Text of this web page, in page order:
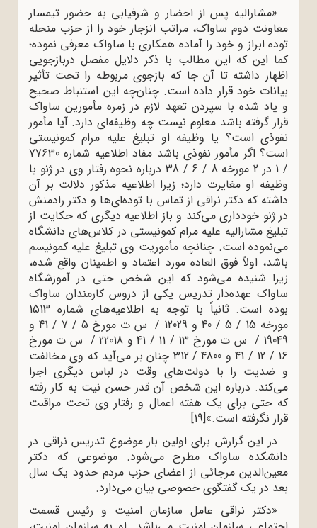
«مشارالیه پس از احضار و شرفیابی به حضور تیمسار
معاونت دوم ساواک، مراتب انزجار خود را از حزب منحله
توده ابراز و خود را آماده همکاری با ساواک معرفی نموده؛
کما این که این مطالب با ذکر دلایل مفصل دربازجویی
اظهار داشته تا آن جا که بازجوی مربوطه را تحت تأثیر
بیانات خود قرار داده است. چنان‌چه این استنباط صحیح
و یاد شده با سپردن تعهد لازم در زمره مأمورین ساواک
قرار گرفته باشد معلوم نیست چه وظیفه‌ای دارد. آیا مأمور
نفوذی است؟ یا وظیفه او تبلیغ علیه مرام کمونیستی
است؟ اگر مأمور نفوذی باشد مفاد اطلاعیه شماره 77630
/ 1 در 2 مورخه 8 / 6 / 38 درباره نحوه رفتار وی در ژنو با
وظیفه او مغایرت دارد؛ زیرا اطلاعیه مذکور دلالت بر آن
داشته که دکتر نراقی از تماس با توده‌ای‌ها و دکتر رادمنش
در ژنو خودداری می‌کند و باز اطلاعیه دیگری که حکایت از
تبلیغ مشارالیه علیه مرام کمونیستی در کلاس‌های دانشگاه
می‌نموده است. چنانچه مأموریت وی تبلیغ علیه کمونیسم
باشد، اولاً فوق العاده مورد اعتماد و اطمینان واقع شده،
زیرا شنیده می‌شود که این شخص حتی در آموزشگاه
ساواک عهده‌دار تدریس یکی از دروس کارمندان ساواک
بوده است. ثانیاً با توجه به اطلاعیه‌های شماره 1513
مورخه 15 / 5 / 40 و 12029 / س ت مورخ 5 / 7 / 41 و
19049 / س ت مورخ 13 / 11 / 41 و 22018 / س ت مورخ
16 / 12 / 41 و 4800 / 312 چنان بر می‌آید که وی مخالفت
و ضدیت را با دولت‌های وقت در لباس دیگری اجرا
می‌کند. درباره این شخص آن قدر حسن نیت به کار رفته
که حتی برای یک هفته اعمال و رفتار وی تحت مراقبت
قرار نگرفته است.»[19]
در این گزارش برای اولین بار موضوع تدریس نراقی در
دانشکده ساواک مطرح می‌شود. موضوعی که دکتر
معین‌الدین مرجائی از اعضای حزب مردم حدود یک سال
بعد در یک گفتگوی خصوصی بیان می‌دارد.
«دکتر نراقی عامل سازمان امنیت و رئیس قسمت